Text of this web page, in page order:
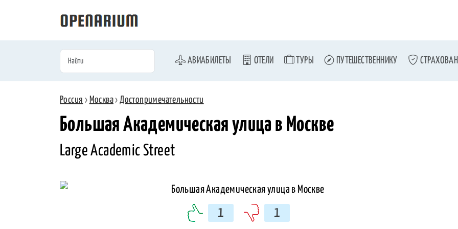
АВИАБИЛЕТЫ ОТЕЛИ ТУРЫ ПУТЕШЕСТВЕННИКУ
Россия › Москва›Достопримечательности
Большая Академическая улица в Москве
Large Academic Street
1 1